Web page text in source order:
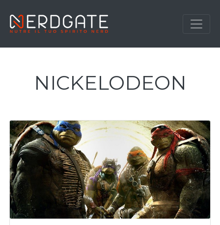
NICKELODEON